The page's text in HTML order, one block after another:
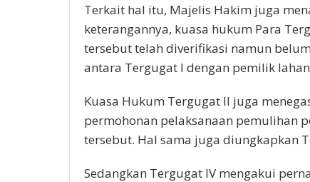
Terkait hal itu, Majelis Hakim juga
keterangannya, kuasa hukum Para
tersebut telah diverifikasi namun
antara Tergugat I dengan pemilik
Kuasa Hukum Tergugat II juga
permohonan pelaksanaan pemulihan
tersebut. Hal sama juga diungkapkan
Sedangkan Tergugat IV mengakui